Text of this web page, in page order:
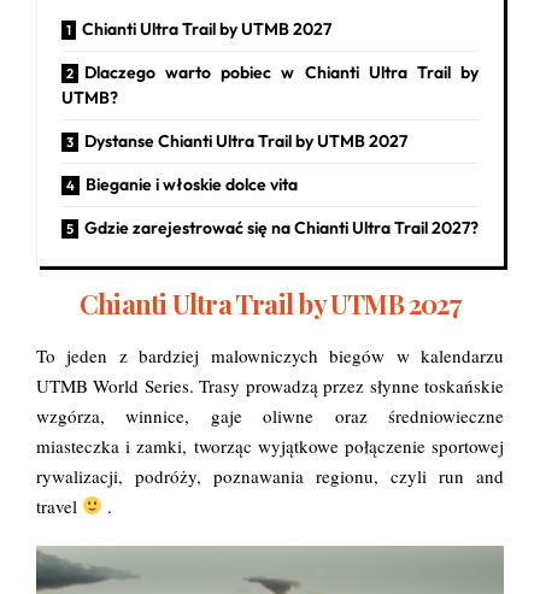
Chianti Ultra Trail by UTMB 2027
Dlaczego warto pobiec w Chianti Ultra Trail by
UTMB?
Dystanse Chianti Ultra Trail by UTMB 2027
Bieganie i włoskie dolce vita
Gdzie zarejestrować się na Chianti Ultra Trail 2027?
Chianti Ultra Trail by UTMB 2027
To jeden z bardziej malowniczych biegów w kalendarzu
UTMB World Series. Trasy prowadzą przez słynne toskańskie
wzgórza, winnice, gaje oliwne oraz średniowieczne
miasteczka i zamki, tworząc wyjątkowe połączenie sportowej
rywalizacji, podróży, poznawania regionu, czyli run and
travel
.